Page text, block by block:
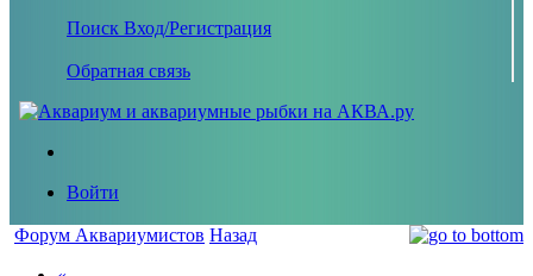
Поиск Вход/Регистрация
Обратная связь
Войти
Форум Аквариумистов Назад